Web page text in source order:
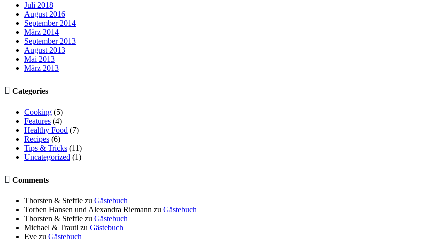
Juli 2018
August 2016
September 2014
März 2014
September 2013
August 2013
Mai 2013
März 2013
 Categories
Cooking (5)
Features (4)
Healthy Food (7)
Recipes (6)
Tips & Tricks (11)
Uncategorized (1)
 Comments
Thorsten & Steffie zu Gästebuch
Torben Hansen und Alexandra Riemann zu Gästebuch
Thorsten & Steffie zu Gästebuch
Michael & Trautl zu Gästebuch
Eve zu Gästebuch